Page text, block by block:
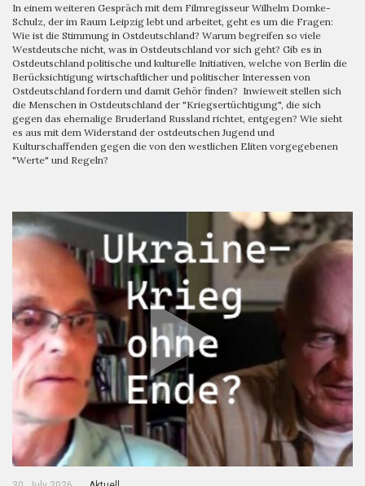
In einem weiteren Gespräch mit dem Filmregisseur Wilhelm Domke-
Schulz, der im Raum Leipzig lebt und arbeitet, geht es um die Fragen:
Wie ist die Stimmung in Ostdeutschland? Warum begreifen so viele
Westdeutsche nicht, was in Ostdeutschland vor sich geht? Gib es in
Ostdeutschland politische und kulturelle Initiativen, welche von Berlin die
Berücksichtigung wirtschaftlicher und politischer Interessen von
Ostdeutschland fordern und damit Gehör finden? Inwieweit stellen sich
die Menschen in Ostdeutschland der "Kriegsertüchtigung", die sich
gegen das ehemalige Bruderland Russland richtet, entgegen? Wie sieht
es aus mit dem Widerstand der ostdeutschen Jugend und
Kulturschaffenden gegen die von den westlichen Eliten vorgegebenen
"Werte" und Regeln?